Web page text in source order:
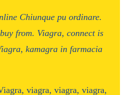
Chiunque pu ordinare.
buy from. Viagra, connect is
kamagra in farmacia
viagra, viagra, viagra,